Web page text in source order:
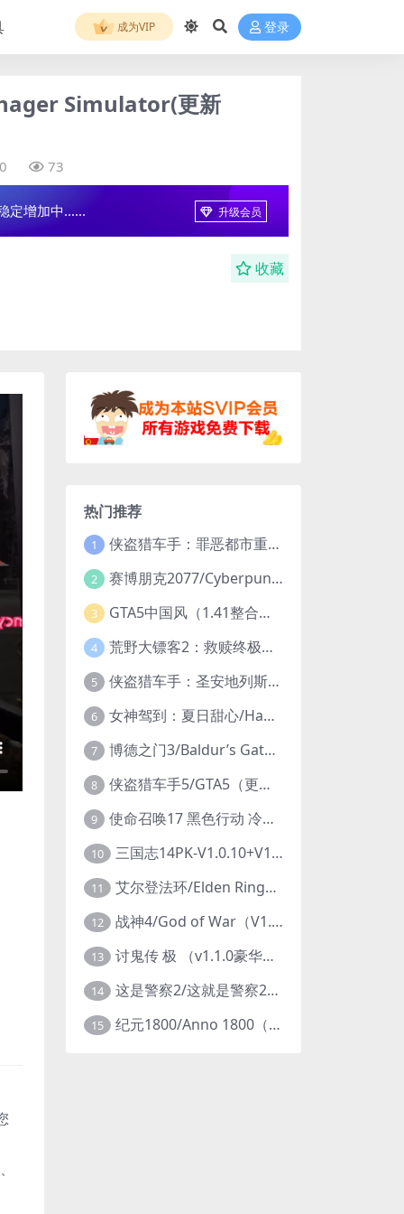
成为VIP 登录
Simulator(更新
73
定增加中...... 升级会员
收藏
热门推荐
1 侠盗猎车手：罪恶都市重制版/Grand Theft Auto: Vice City – The Definitive Edition
2 赛博朋克2077/Cyberpunk 2077（更新v2.20全DLC）
3 GTA5中国风（1.41整合版1300辆真车+183位美女与英雄+200%存档）
4 荒野大镖客2：救赎终极版/大表哥2/Red Dead Redemption 2: Ultimate Edition（更新v1491.50终极版）
5 侠盗猎车手：圣安地列斯重制版/Grand Theft Auto: San Andreas – The Definitive Edition（更新v1.113.49697469）
6 女神驾到：夏日甜心/Happy Together（模拟器版-升级豪华终极珍藏版+全DLC）
7 博德之门3/Baldur’s Gate 3（更新v4.1.1.7209685）
8 侠盗猎车手5/GTA5（更新v1.70纯净版-内置修改器+通关存档）
9 使命召唤17 黑色行动 冷战V1.34 全DLC 官方中文版COD17
10 三国志14PK-V1.0.10+V1.0.25-威力加强豪华版（武将面容套装-全DLC+季票+特典+中文语音+编辑修改器）
11 艾尔登法环/Elden Ring（更新v1.14 ）
12 战神4/God of War（V1.0.13-斗战狂神-奎爷的裁决+全DLC）
13 讨鬼传 极 （v1.1.0豪华版）
14 这是警察2/这就是警察2/This is Police
15 纪元1800/Anno 1800（豪华版全DLCv9.2.972600）